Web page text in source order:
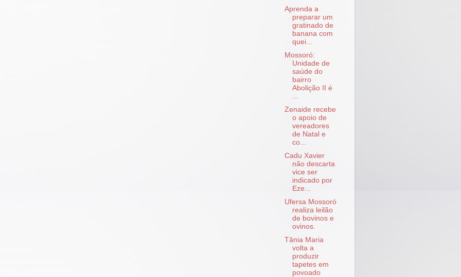
Aprenda a
preparar um
gratinado de
banana com
quei...
Mossoró:
Unidade de
saúde do
bairro
Abolição II é
Zenaide recebe
o apoio de
vereadores
de Natal e
co...
Cadu Xavier
não descarta
vice ser
indicado por
Eze...
Ufersa Mossoró
realiza leilão
de bovinos e
ovinos.
Tânia Maria
volta a
produzir
tapetes em
povoado